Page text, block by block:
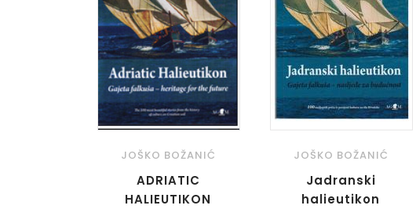
JOŠKO BOŽANIĆ
ADRIATIC
HALIEUTIKON
JOŠKO BOŽANIĆ
Jadranski
halieutikon